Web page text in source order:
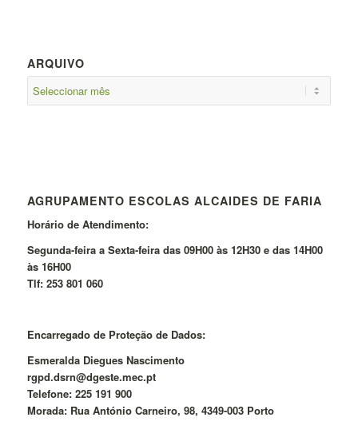
ARQUIVO
AGRUPAMENTO ESCOLAS ALCAIDES DE FARIA
Horário de Atendimento:
Segunda-feira a Sexta-feira das 09H00 às 12H30 e das 14H00
às 16H00
Tlf: 253 801 060
Encarregado de Proteção de Dados:
Esmeralda Diegues Nascimento
rgpd.dsrn@dgeste.mec.pt
Telefone: 225 191 900
Morada: Rua António Carneiro, 98, 4349-003 Porto